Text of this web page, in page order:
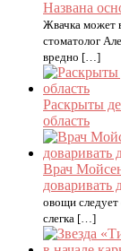
Названа
Жвачка может
стоматолог
вредно […]
Раскрыты
область
Врач
доваривать
овощи следует
слегка […]